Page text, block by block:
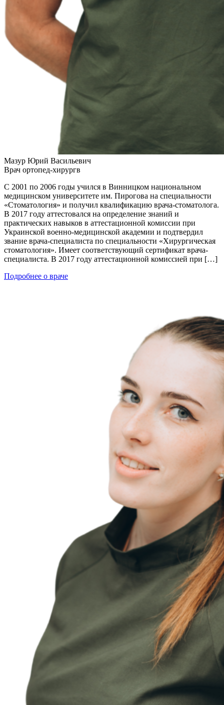
Мазур Юрий Васильевич
Врач ортопед-хирургв
С 2001 по 2006 годы учился в Винницком национальном
медицинском университете им. Пирогова на специальности
«Стоматология» и получил квалификацию врача-стоматолога.
В 2017 году аттестовался на определение знаний и
практических навыков в аттестационной комиссии при
Украинской военно-медицинской академии и подтвердил
звание врача-специалиста по специальности «Хирургическая
стоматология». Имеет соответствующий сертификат врача-
специалиста. В 2017 году аттестационной комиссией при […]
Подробнее о враче